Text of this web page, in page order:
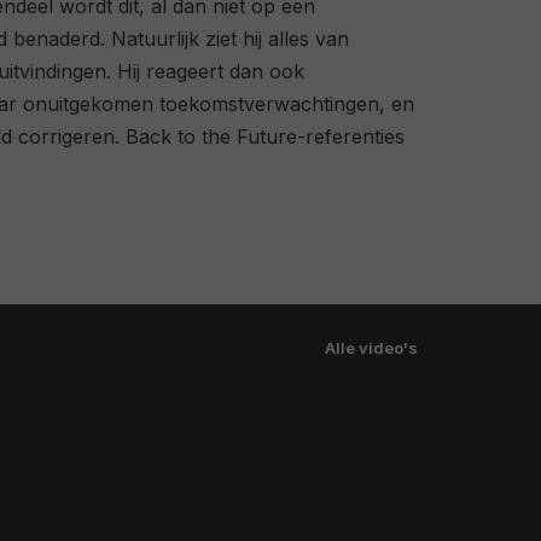
wordt dit, al dan niet op een
benaderd. Natuurlijk ziet hij alles van
Hij reageert dan ook
onuitgekomen toekomstverwachtingen, en
corrigeren. Back to the Future-referenties
Alle video's